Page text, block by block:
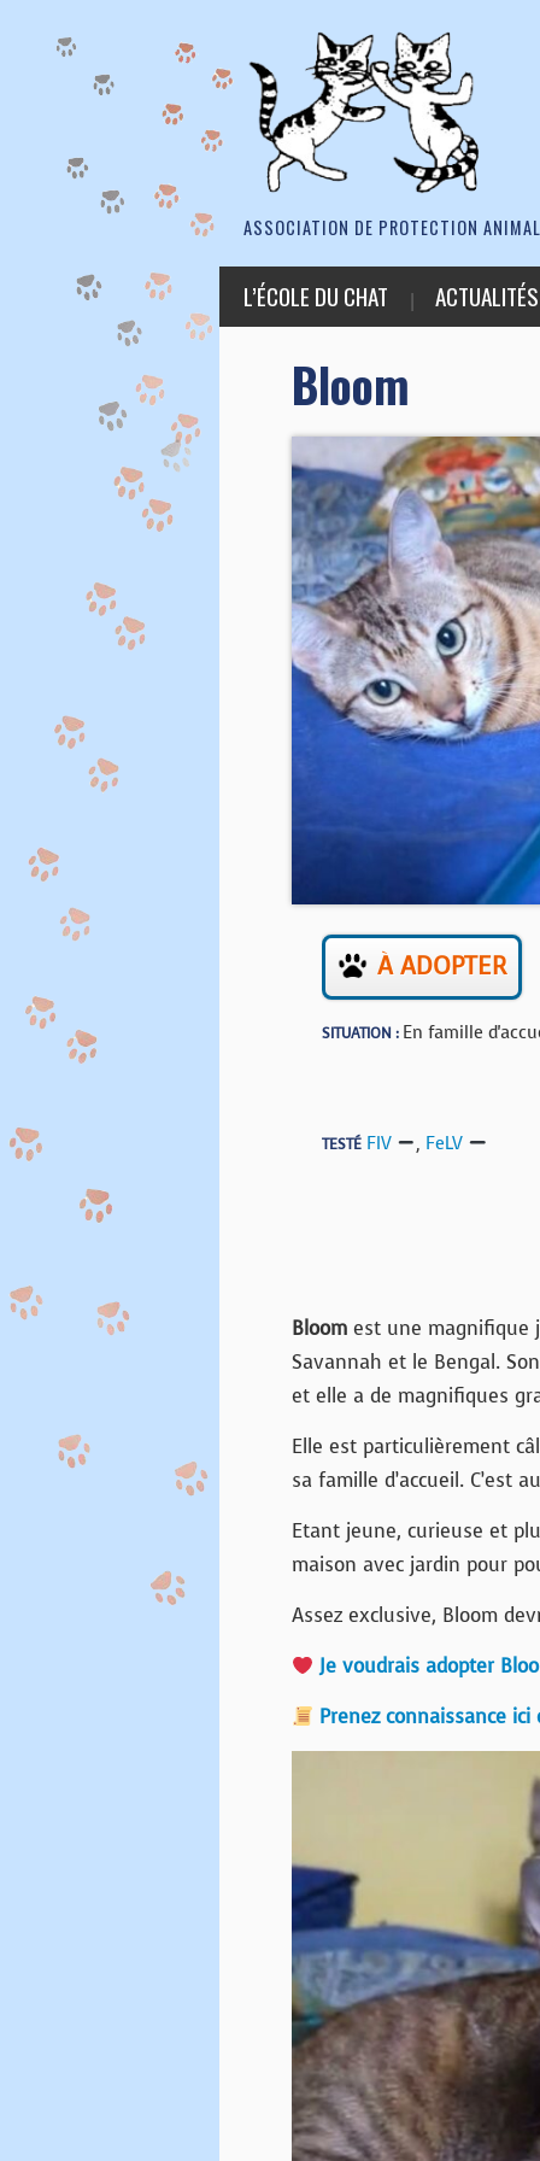
ASSOCIATION DE PROTECTION
L’ÉCOLE DU CHAT ACTUALITÉS
Bloom
À ADOPTER
SITUATION : En famille
TESTÉ FIV , FeLV
Bloom est une magnifique
Savannah et le Bengal.
et elle a de magnifiques
Elle est particulièrement
sa famille d’accueil. C’est
Etant jeune, curieuse et
maison avec jardin pour
Assez exclusive, Bloom
Je voudrais adopter
Prenez connaissance